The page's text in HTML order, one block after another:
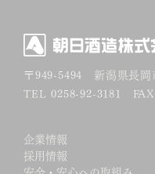
〒949-5494 新潟県長
TEL 0258-92-3181
企業情報
採用情報